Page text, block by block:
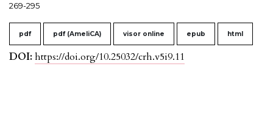
269-295
pdf pdf (AmeliCA) visor online epub html
DOI: https://doi.org/10.25032/crh.v5i9.11